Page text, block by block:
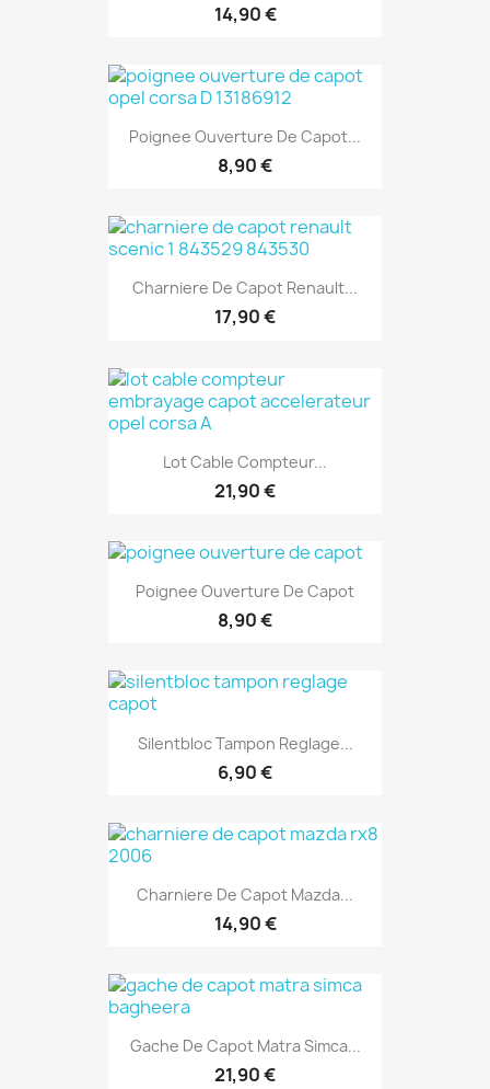
14,90 €
Poignee Ouverture De Capot...
8,90 €
Charniere De Capot Renault...
17,90 €
Lot Cable Compteur...
21,90 €
Poignee Ouverture De Capot
8,90 €
Silentbloc Tampon Reglage...
6,90 €
Charniere De Capot Mazda...
14,90 €
Gache De Capot Matra Simca...
21,90 €